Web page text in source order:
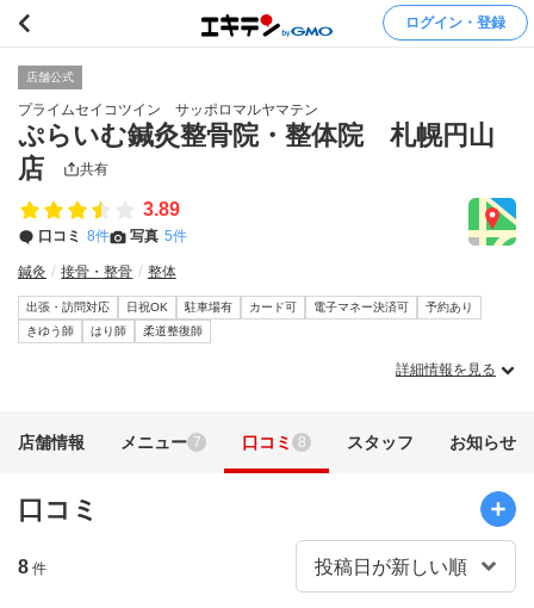
ログイン・登録
店舗公式
プライムセイコツイン サッポロマルヤマテン
ぷらいむ鍼灸整骨院・整体院 札幌円山
店
共有
3.89
口コミ 8件 写真 5件
鍼灸 接骨・整骨 整体
出張・訪問対応 日祝OK 駐車場有 カード可 電子マネー決済可
予約あり
きゆう師
はり師 柔道整復師
詳細情報を見る
店舗情報 メニュー 7 口コミ 8 スタッフ お知らせ
口コミ
8 件